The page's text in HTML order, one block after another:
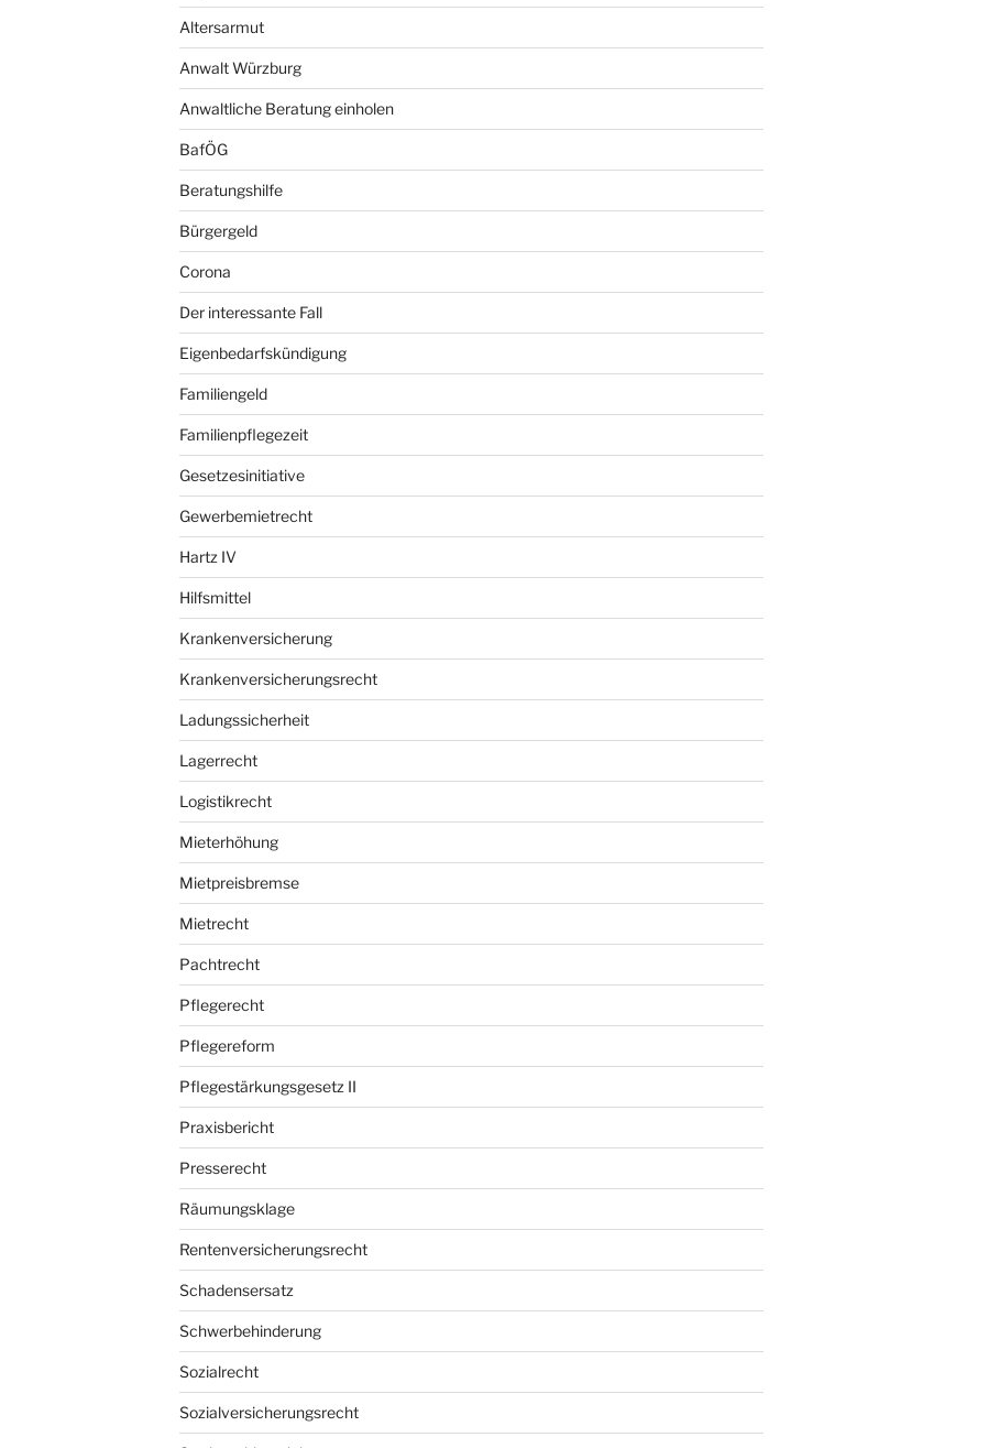
Altersarmut
Anwalt Würzburg
Anwaltliche Beratung einholen
BafÖG
Beratungshilfe
Bürgergeld
Corona
Der interessante Fall
Eigenbedarfskündigung
Familiengeld
Familienpflegezeit
Gesetzesinitiative
Gewerbemietrecht
Hartz IV
Hilfsmittel
Krankenversicherung
Krankenversicherungsrecht
Ladungssicherheit
Lagerrecht
Logistikrecht
Mieterhöhung
Mietpreisbremse
Mietrecht
Pachtrecht
Pflegerecht
Pflegereform
Pflegestärkungsgesetz II
Praxisbericht
Presserecht
Räumungsklage
Rentenversicherungsrecht
Schadensersatz
Schwerbehinderung
Sozialrecht
Sozialversicherungsrecht